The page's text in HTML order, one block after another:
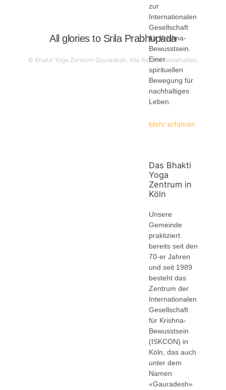
zur
Internationalen
Gesellschaft
für Krishna-
Bewusstsein.
Einer
spirituellen
Bewegung für
nachhaltiges
Leben.
Mehr erfahren
Das Bhakti
Yoga
Zentrum in
Köln
Unsere
Gemeinde
praktiziert
bereits seit den
70-er Jahren
und seit 1989
besteht das
Zentrum der
Internationalen
Gesellschaft
für Krishna-
Bewusstsein
(ISKCON) in
Köln, das auch
unter dem
Namen
«Gauradesh»
All glories to Srila Prabhupada
© Bhakti Yoga Zentrum Gauradesh. Alle Rechte vorbehalten.